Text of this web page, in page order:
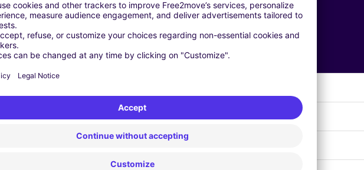
Vergelijkbare Agentschappen